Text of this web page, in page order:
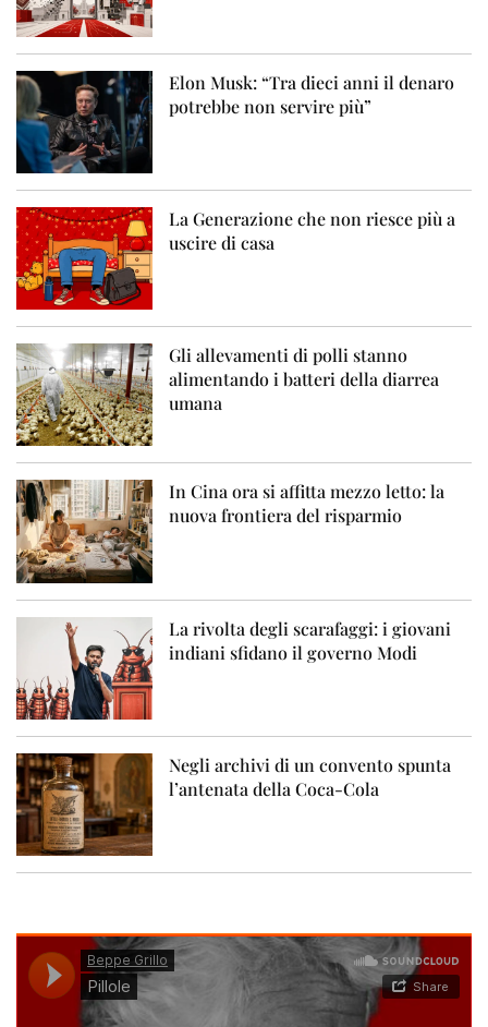
Elon Musk: “Tra dieci anni il denaro
potrebbe non servire più”
La Generazione che non riesce più a
uscire di casa
Gli allevamenti di polli stanno
alimentando i batteri della diarrea
umana
In Cina ora si affitta mezzo letto: la
nuova frontiera del risparmio
La rivolta degli scarafaggi: i giovani
indiani sfidano il governo Modi
Negli archivi di un convento spunta
l’antenata della Coca-Cola